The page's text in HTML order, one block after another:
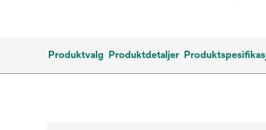
Produktvalg Produktdetaljer